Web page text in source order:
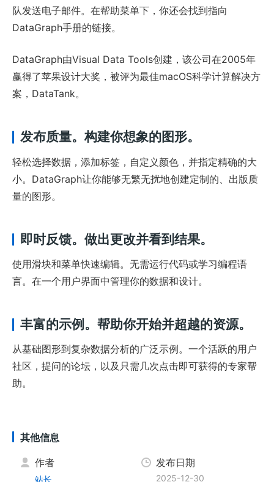
队发送电子邮件。在帮助菜单下，你还会找到指向
DataGraph手册的链接。
DataGraph由Visual Data Tools创建，该公司在2005年
赢得了苹果设计大奖，被评为最佳macOS科学计算解决方
案，DataTank。
发布质量。构建你想象的图形。
轻松选择数据，添加标签，自定义颜色，并指定精确的大
小。DataGraph让你能够无繁无扰地创建定制的、出版质
量的图形。
即时反馈。做出更改并看到结果。
使用滑块和菜单快速编辑。无需运行代码或学习编程语
言。在一个用户界面中管理你的数据和设计。
丰富的示例。帮助你开始并超越的资源。
从基础图形到复杂数据分析的广泛示例。一个活跃的用户
社区，提问的论坛，以及只需几次点击即可获得的专家帮
助。
其他信息
作者
站长
发布日期
2025-12-30